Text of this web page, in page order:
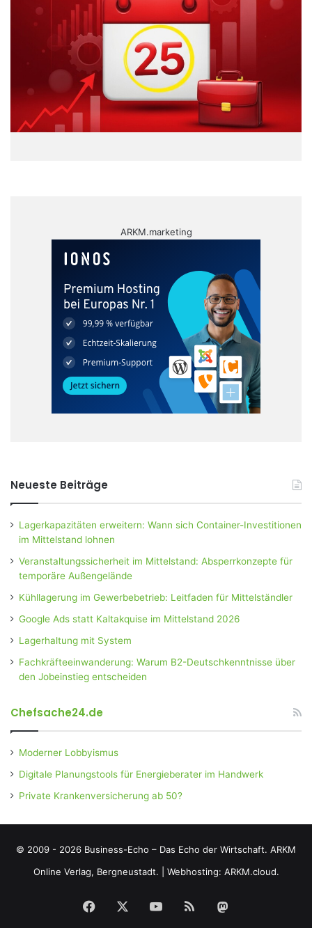
ARKM.marketing
Neueste Beiträge
Lagerkapazitäten erweitern: Wann sich Container-Investitionen
im Mittelstand lohnen
Veranstaltungssicherheit im Mittelstand: Absperrkonzepte für
temporäre Außengelände
Kühllagerung im Gewerbebetrieb: Leitfaden für Mittelständler
Google Ads statt Kaltakquise im Mittelstand 2026
Lagerhaltung mit System
Fachkräfteeinwanderung: Warum B2-Deutschkenntnisse über
den Jobeinstieg entscheiden
Chefsache24.de
Moderner Lobbyismus
Digitale Planungstools für Energieberater im Handwerk
Private Krankenversicherung ab 50?
© 2009 - 2026 Business-Echo – Das Echo der Wirtschaft. ARKM
Online Verlag, Bergneustadt.
Webhosting: ARKM.cloud.
Facebook YouTubeRSS